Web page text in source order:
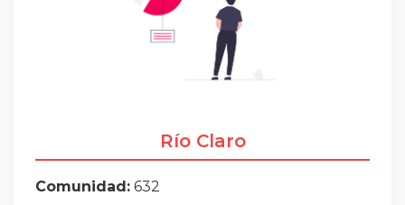
Río Claro
Comunidad: 632